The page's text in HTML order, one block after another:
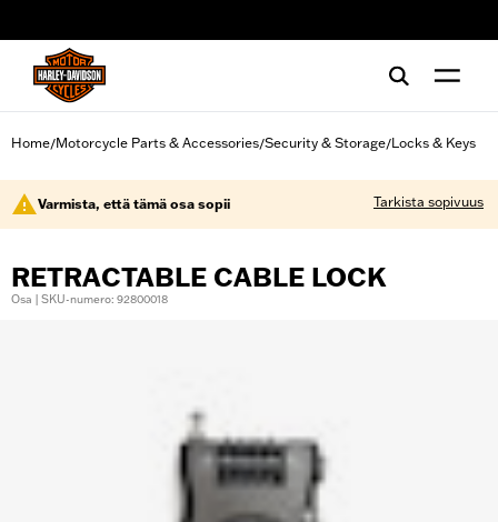
Home/Motorcycle Parts & Accessories/Security & Storage/Locks & Keys
Varmista, että tämä osa sopii Tarkista sopivuus
RETRACTABLE CABLE LOCK
Osa | SKU-numero: 92800018